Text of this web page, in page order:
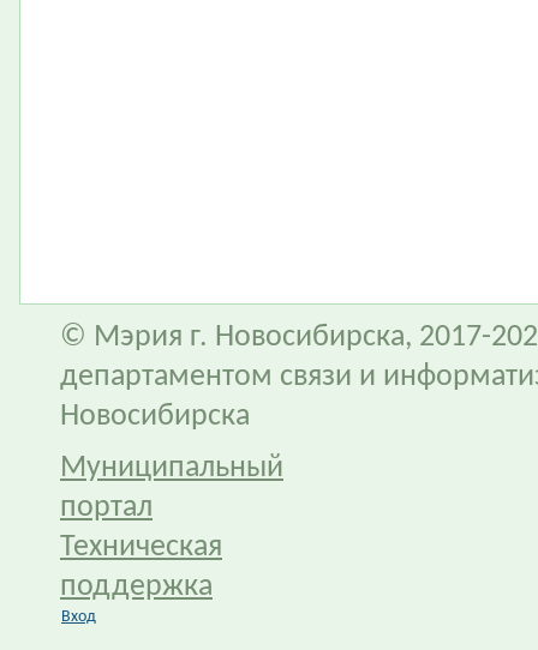
© Мэрия г. Новосибирска, 2017-
департаментом связи и
Новосибирска
Муниципальный
портал
Техническая
поддержка
Вход